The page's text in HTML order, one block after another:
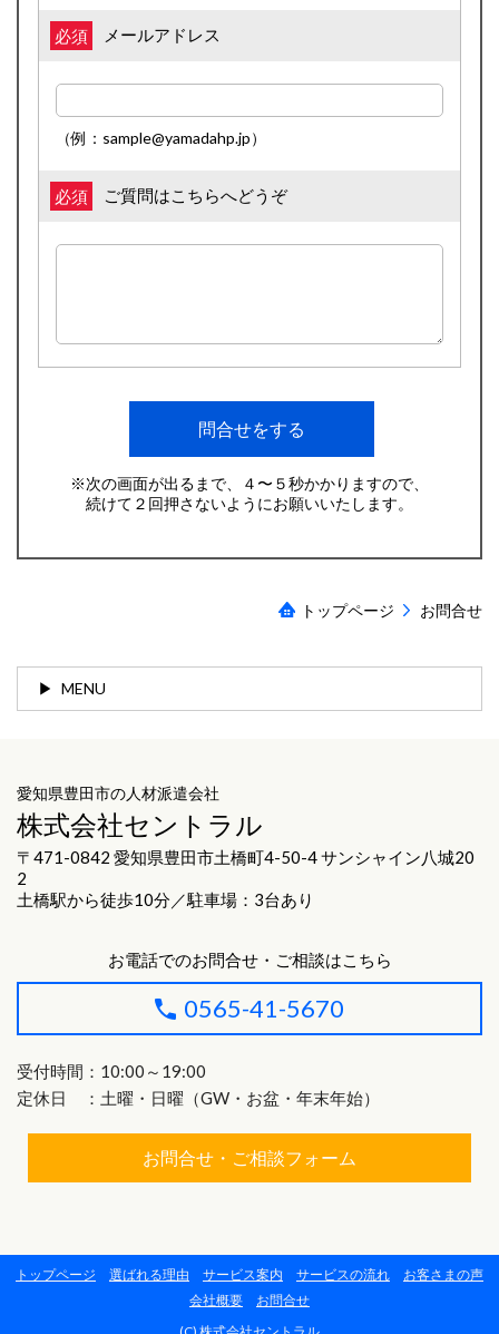
メールアドレス
必須
（例：sample@yamadahp.jp）
ご質問はこちらへどうぞ
必須
※次の画面が出るまで、４〜５秒かかりますので、
続けて２回押さないようにお願いいたします。
トップページ お問合せ
MENU
愛知県豊田市の人材派遣会社
株式会社セントラル
〒471-0842 愛知県豊田市土橋町4-50-4 サンシャイン八城20
2
土橋駅から徒歩10分／駐車場：3台あり
お電話でのお問合せ・ご相談はこちら
0565-41-5670
受付時間：10:00～19:00
定休日 ：土曜・日曜（GW・お盆・年末年始）
お問合せ・ご相談フォーム
トップページ 選ばれる理由 サービス案内 サービスの流れ
お客さまの声
会社概要
お問合せ